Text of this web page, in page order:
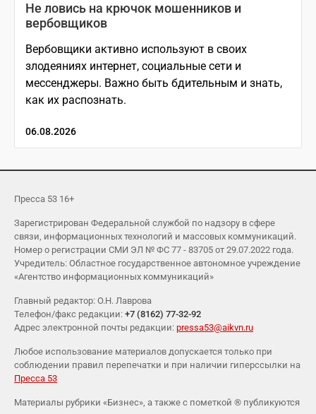
Не ловись на крючок мошенников и
вербовщиков
Вербовщики активно используют в своих
злодеяниях интернет, социальные сети и
мессенджеры. Важно быть бдительным и знать,
как их распознать.
06.08.2026
Пресса 53 16+
Зарегистрирован Федеральной службой по надзору в сфере
связи, информационных технологий и массовых коммуникаций.
Номер о регистрации СМИ ЭЛ № ФС 77 - 83705 от 29.07.2022 года.
Учредитель: Областное государственное автономное учреждение
«Агентство информационных коммуникаций»
Главный редактор: О.Н. Лаврова
Телефон/факс редакции: +7 (8162) 77-32-92
Адрес электронной почты редакции: pressa53@aikvn.ru
Любое использование материалов допускается только при
соблюдении правил перепечатки и при наличии гиперссылки на
Пресса 53
Материалы рубрики «Бизнес», а также с пометкой ® публикуются